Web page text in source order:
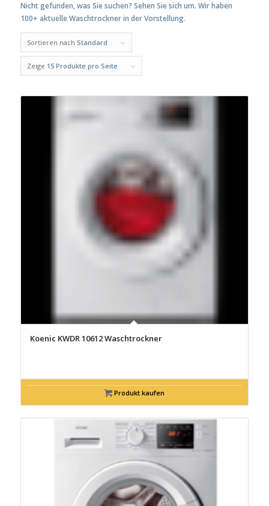
Nicht gefunden, was Sie suchen? Sehen Sie sich um. Wir haben
100+ aktuelle Waschtrockner in der Vorstellung.
Sortieren nach Standard
Zeige 15 Produkte pro Seite
Koenic KWDR 10612 Waschtrockner
Produkt kaufen